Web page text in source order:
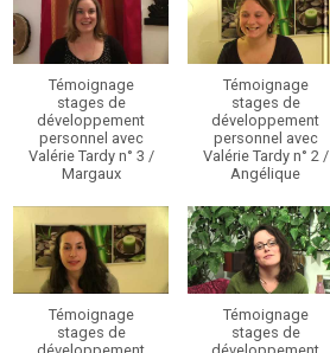
Témoignage
stages de
développement
personnel avec
Valérie Tardy n° 3 /
Margaux
Témoignage
stages de
développement
personnel avec
Valérie Tardy n° 2 /
Angélique
Témoignage
stages de
Témoignage
stages de